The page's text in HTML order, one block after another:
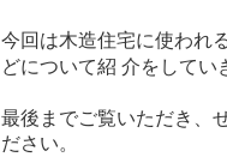
今回は木造住宅に使われ
どについて紹 介をしてい
最後までご覧いただき、
ださい。